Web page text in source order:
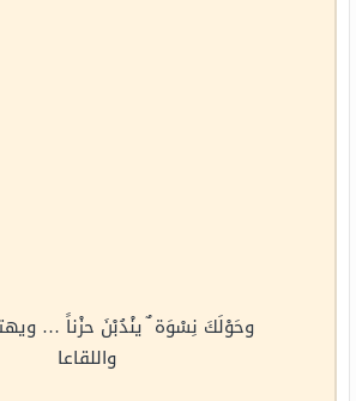
وحَوْلَكَ نِسْوَة ٌ ينْدُبْنَ حزْناً …
واللقاعا